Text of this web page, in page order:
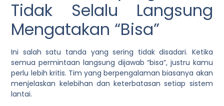
Tidak Selalu Langsung
Mengatakan “Bisa”
Ini salah satu tanda yang sering tidak disadari. Ketika
semua permintaan langsung dijawab “bisa”, justru kamu
perlu lebih kritis. Tim yang berpengalaman biasanya akan
menjelaskan kelebihan dan keterbatasan setiap sistem
lantai.